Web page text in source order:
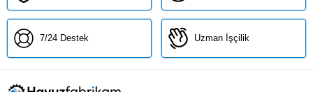
7/24 Destek Uzman İşçilik